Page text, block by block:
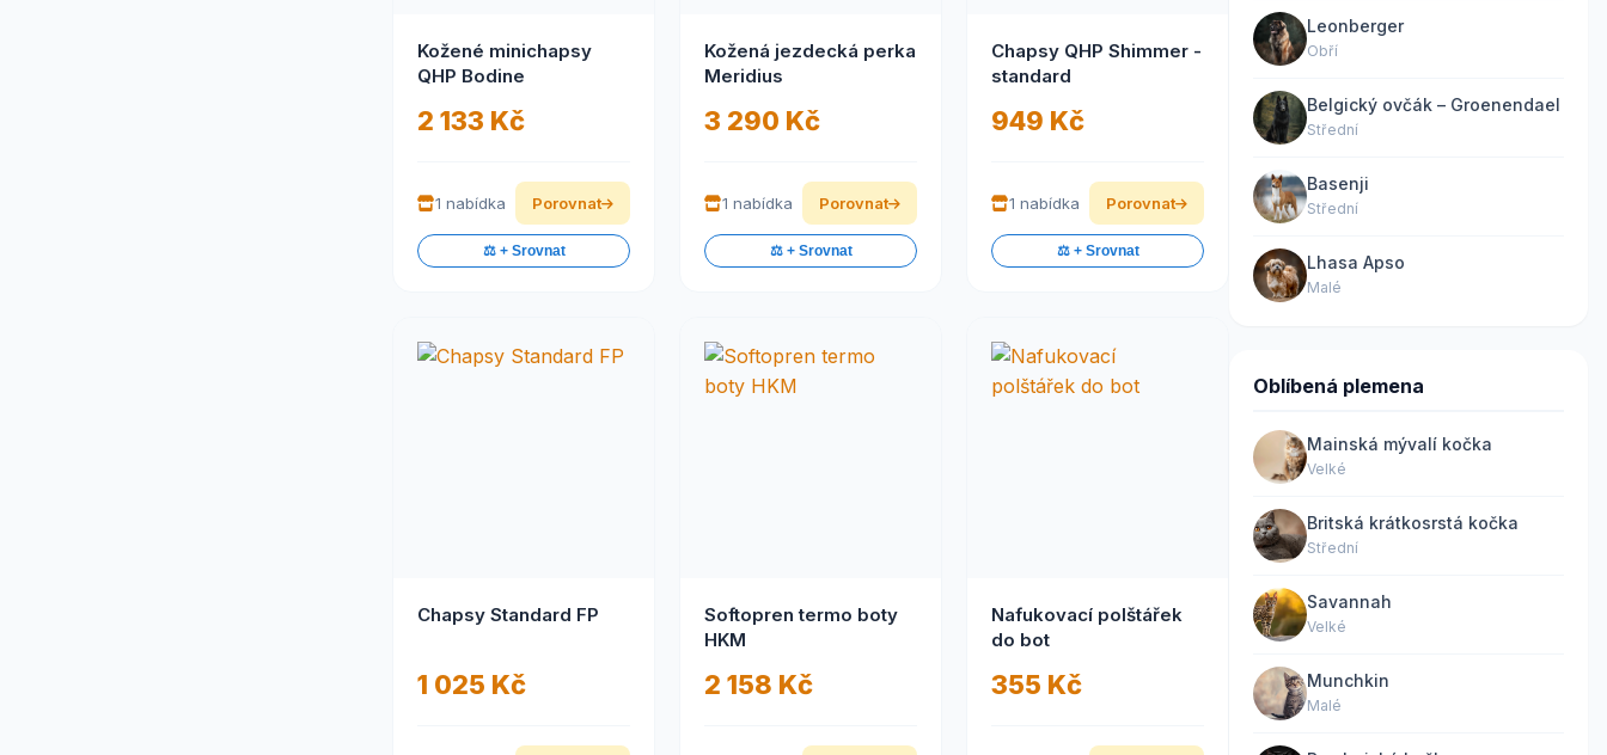
Kožené minichapsy
QHP Bodine
2 133 Kč
1 nabídka Porovnat
⚖️ + Srovnat
Kožená jezdecká perka
Meridius
3 290 Kč
1 nabídka Porovnat
⚖️ + Srovnat
Chapsy QHP Shimmer -
standard
949 Kč
1 nabídka Porovnat
⚖️ + Srovnat
Chapsy Standard FP
1 025 Kč
Softopren termo boty
HKM
2 158 Kč
Nafukovací polštářek
do bot
355 Kč
Leonberger
Obří
Belgický ovčák – Groenendael
Střední
Basenji
Střední
Lhasa Apso
Malé
Oblíbená plemena
Mainská mývalí kočka
Velké
Britská krátkosrstá kočka
Střední
Savannah
Velké
Munchkin
Malé